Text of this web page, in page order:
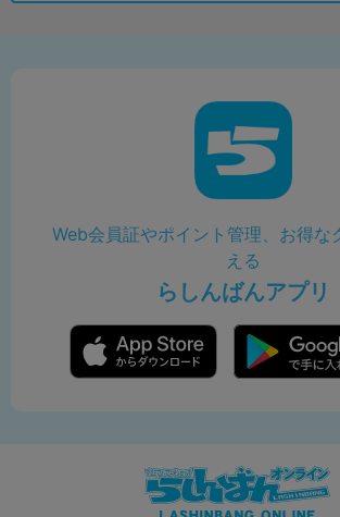
Web会員証やポイント管理、お得な
える
らしんばんアプリ